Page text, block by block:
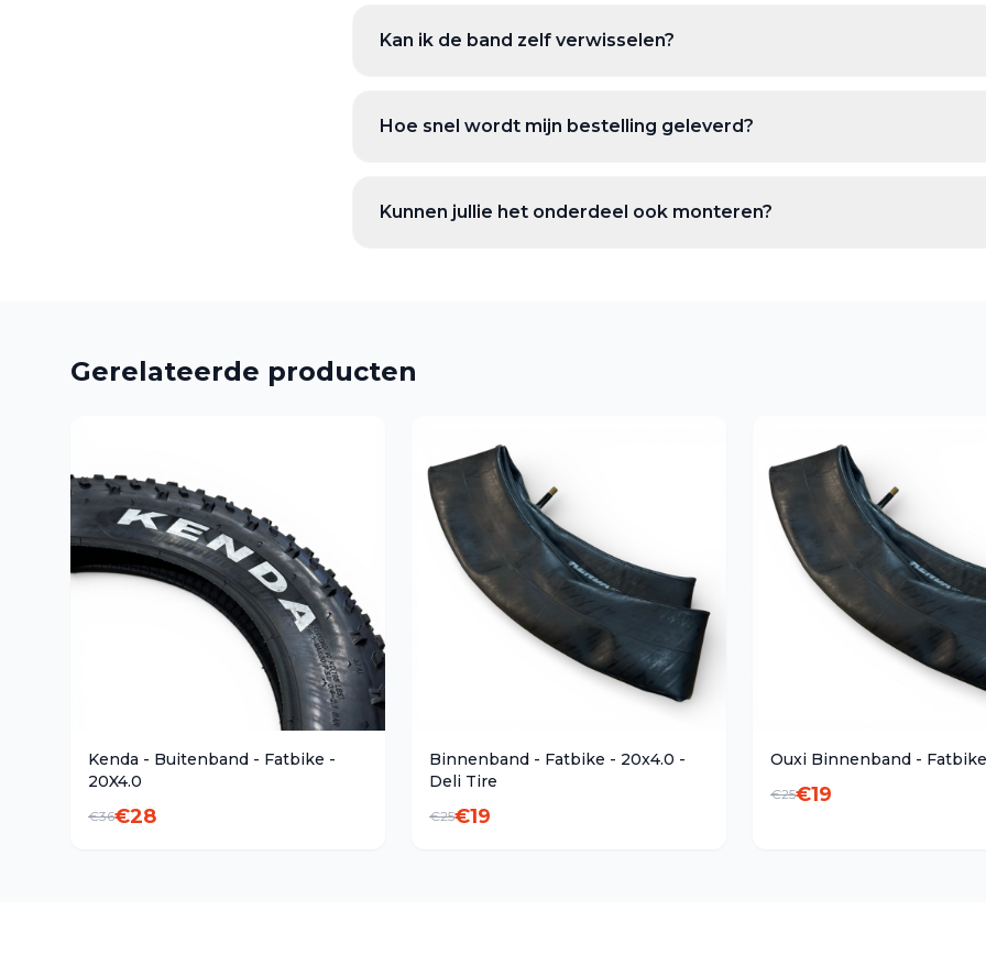
Kan ik de band zelf verwisselen?
Hoe snel wordt mijn bestelling geleverd?
Kunnen jullie het onderdeel ook monteren?
Gerelateerde producten
Kenda - Buitenband - Fatbike -
20X4.0
€36€28
Binnenband - Fatbike - 20x4.0 -
Deli Tire
€25€19
Ouxi Binnenband - Fatbike
€25€19